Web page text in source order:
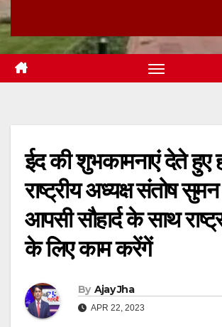
ईद की शुभकामनाएं देते हुए
राष्ट्रीय अध्यक्ष संतोष
आपसी सौहार्द के साथ राष्ट्र
के लिए काम करेंगें
By Ajay Jha
APR 22, 2023